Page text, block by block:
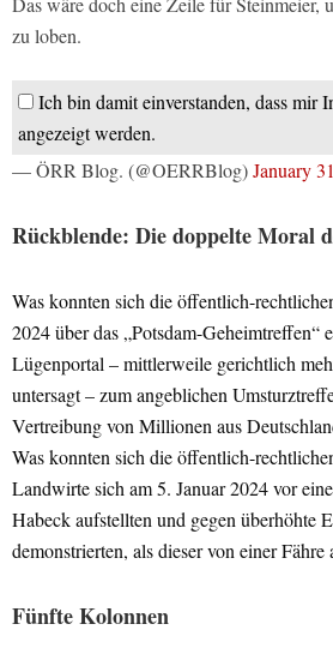
zu loben.
Ich bin damit einverstanden, dass mir
angezeigt werden.
— ÖRR Blog. (@OERRBlog)January
Rückblende: Die doppelte Moral
Was konnten sich die öffentlich-
2024 über das „Potsdam-Geheimtreffen“
Lügenportal – mittlerweile gerichtlich
untersagt – zum angeblichen
Vertreibung von Millionen aus
Was konnten sich die öffentlich-
Landwirte sich am 5. Januar 2024 vor
Habeck aufstellten und gegen überhöhte
demonstrierten, als dieser von einer Fähre
Fünfte Kolonnen